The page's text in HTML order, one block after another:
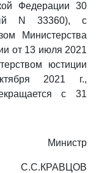
Федерации 30
N 33360), с
Министерства
от 13 июля 2021
юстиции
2021 г.,
с 31
Министр
С.С.КРАВЦОВ